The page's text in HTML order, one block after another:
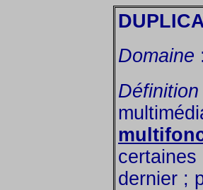
Domaine
Définition
dernier ;